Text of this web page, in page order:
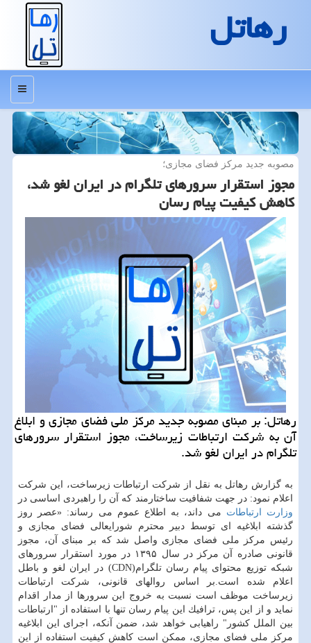
رهاتل
منو
مصوبه جدید مركز فضای مجازی؛
مجوز استقرار سرورهای تلگرام در ایران لغو شد،
كاهش كیفیت پیام رسان
رهاتل: بر مبنای مصوبه جدید مركز ملی فضای مجازی و ابلاغ
آن به شركت ارتباطات زیرساخت، مجوز استقرار سرورهای
تلگرام در ایران لغو شد.
به گزارش رهاتل به نقل از شركت ارتباطات زیرساخت، این شركت
اعلام نمود: در جهت شفافیت ساختارمند كه آن را راهبردی اساسی در
وزارت ارتباطات می داند، به اطلاع عموم می رساند: «عصر روز
گذشته ابلاغیه ای توسط دبیر محترم شورایعالی فضای مجازی و
رئیس مركز ملی فضای مجازی واصل شد كه بر مبنای آن، مجوز
قانونی صادره آن مركز در سال ۱۳۹۵ در مورد استقرار سرورهای
شبكه توزیع محتوای پیام رسان تلگرام(CDN) در ایران لغو و باطل
اعلام شده است.بر اساس روالهای قانونی، شركت ارتباطات
زیرساخت موظف است نسبت به خروج این سرورها از مدار اقدام
نماید و از این پس، ترافیك این پیام رسان تنها با استفاده از "ارتباطات
بین الملل كشور" راهیابی خواهد شد، ضمن آنكه، اجرای این ابلاغیه
مركز ملی فضای مجازی، ممكن است كاهش كیفیت استفاده از این